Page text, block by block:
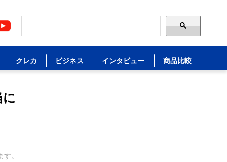
クレカ ビジネス インタビュー 商品比較
す。